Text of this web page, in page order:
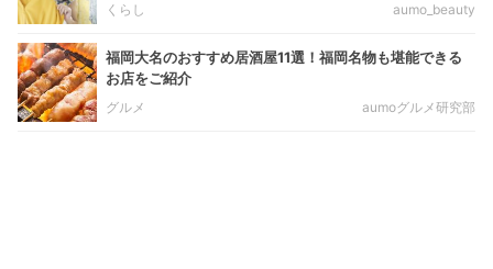
くらし aumo_beauty
福岡大名のおすすめ居酒屋11選！福岡名物も堪能できる
お店をご紹介
グルメ aumoグルメ研究部